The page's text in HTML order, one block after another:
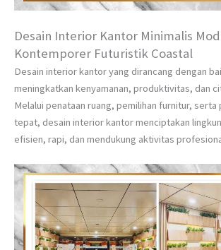
Desain Interior Kantor Minimalis
Kontemporer Futuristik Coastal
Desain interior kantor yang dirancang dengan
meningkatkan kenyamanan, produktivitas, dan
Melalui penataan ruang, pemilihan furnitur, serta
tepat, desain interior kantor menciptakan
efisien, rapi, dan mendukung aktivitas